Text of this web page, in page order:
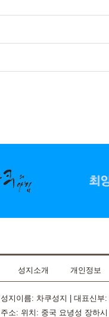
성지소개 개인정보
성지이름: 차쿠성지 | 대표신부
주소: 위치: 중국 요녕성 장하